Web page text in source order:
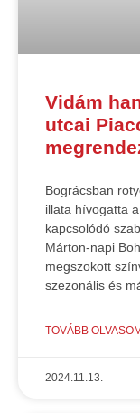
Vidám
utcai
Bográcsban
illata hívogatta
kapcsolódó
Márton-napi
megszokott
szezonális és
TOVÁBB
2024.11.13.